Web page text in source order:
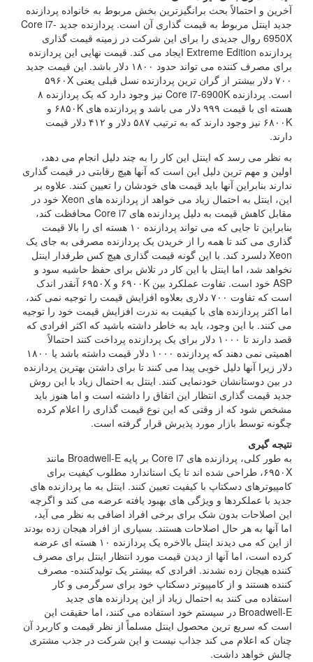
آخرین و احتمالاً بحث برانگیزترین بخش مربوط به خانواده پردازنده
جدید اینتل مربوط به قیمت گذاری آن است. پردازنده جدید Core i7-
6950X روال جدیدی را برای این شرکت در زمینه قیمت گذاری
پردازنده Extreme Edition ایجاد می کند. قیمت نهایی این پردازنده
برای مصرف کننده می تواند حدود ۱۸۰۰ دلار باشد. این قیمت جدید
۷۰۰ دلار بیشتر از گران ترین پردازنده نسل قبلی یعنی ۵۹۶۰X
است. پردازنده Core i7-6900K نیز وجود دارد که یک پردازنده ۸
هسته ای با قیمت ۹۹۹ دلار می باشد و پردازنده های ۶۸۵۰K و
۶۸۰۰K نیز وجود دارند که به ترتیب ۵۸۷ دلار و ۴۱۲ دلار قیمت
دارند.
به نظر می رسد که اینتل این کار را به چند دلیل انجام می دهد،
اولین و مهم ترین دلیل این است که آنها هیچ رقابتی در قیمت گذاری
ندارند بنابراین آنها باید قیمت های خودشان را تعیین کنند. علاوه بر
این، اینتل به احتمال زیاد می خواهد از پردازنده های Xeon خود در
مقابل کاهش قیمت به دلیل پردازنده های Core i7 محافظت کند،
بنابراین تا جایی که می تواند پردازنده ۱۰ هسته ای را بالا قیمت
گذاری می کند تا همه را از خریدن یک پردازنده مصرفی به جای یک
Xeon دلسرد کند. با این گونه قیمت گذاری هیچ کس طرفدار اینتل
نخواهد شد، اما اینتل با این کار در تلاش برای حفظ حاشیه سود و
ASP خود است. تفاوت عملکرد بین ۶۹۰۰K و ۶۹۵۰X آنقدر اندک
است که تفاوت ۷۰۰ دلاری بعلاوه افزایش قیمت را توجیه نمی کند،
اما اکثر پردازنده های با کیفیت به ندرت افزایش قیمت خود را توجیه
می کنند. با این وجود، باید به خاطر داشته باشید که اکثر افرادی که
قصد دارند تا ۱۰۰۰ دلار برای یک پردازنده پرداخت کنند احتمالاً
اهمیتی نمی دهند که پردازنده ۱۰۰۰ دلار قیمت داشته باشد یا ۱۸۰۰
دلار زیرا آنها دلیل خوبی پیدا می کنند تا برای داشتن بهترین پردازنده
در بین دوستانشان خودنمایی کنند. اینتل به احتمال زیاد با این روش
جدید قیمت گذاری انتظار این اتفاق را داشته است و اما هنوز باید
مشخص شود که از وقتی که این نوع قیمت گذاری را اعلام کرده
چگونه توسط بازار مورد پذیرش قرار گرفته است.
نتیجه گیری
به طور کلی، پردازنده های Core i7 بر پایه Broadwell-E مانند
۶۹۵۰X، طراحی شده اند تا یک استاندارد مطلوب کیفیت برای
کامپیوترهای دسکتاپ با کیفیت تعیین کنند. اینتل به ما پردازنده های
جدید با عملکردها و ویژگی های بهبود یافته عرضه می کند و اگرچه
این اصلاحات بدون شک برای برخی افراد اضافی به نظر می آید،
اما آنها به هر حال اصلاحات هستند. بسیاری از افراد هیجان زده بودند
از این که می دیدند اینتل بالاخره یک پردازنده ۱۰ هسته ای عرضه
کرده است، اما آنها از دیدن قیمت مورد انتظار اینتل برای مصرف
کننده هیجان زده نشدند. افرادی که بیشتر یک تولیدکننده- مصرف
کننده هستند و از کامپیوتر دسکتاپ خود برای سرگرمی و کار
استفاده می کنند به احتمال زیاد از این پردازنده های جدید
Broadwell-E در سیستم خود استفاده می کنند، اما حقیقت این
است که سریع ترین محصول اینتل مسلماً از نظر قیمت و کاربرد آن
چنان که اعلام می کند جذاب نیست و این شرکت در جذب مشتری
چالش خواهد داشت.